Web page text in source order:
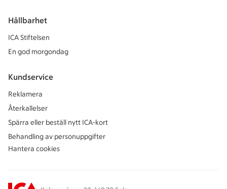
Hållbarhet
ICA Stiftelsen
En god morgondag
Kundservice
Reklamera
Återkallelser
Spärra eller beställ nytt ICA-kort
Behandling av personuppgifter
Hantera cookies